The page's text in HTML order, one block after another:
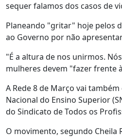
sequer falamos dos casos de
Planeando "gritar" hoje pelos
ao Governo por não
"É a altura de nos unirmos.
mulheres devem "fazer frente
A Rede 8 de Março vai
Nacional do Ensino Superior
do Sindicato de Todos os
O movimento, segundo Cheila